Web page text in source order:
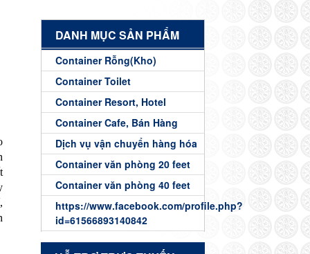
DANH MỤC SẢN PHẨM
Container Rỗng(Kho)
Container Toilet
Container Resort, Hotel
Container Cafe, Bán Hàng
Dịch vụ vận chuyển hàng hóa
Container văn phòng 20 feet
Container văn phòng 40 feet
https://www.facebook.com/profile.php?
id=61566893140842